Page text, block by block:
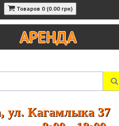
Товаров 0 (0.00 грн)
АРЕНДА
ул. Кагамлыка 37